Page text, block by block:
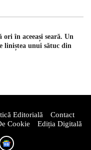
ori în aceeași seară. Un
liniștea unui sătuc din
Editorială
Contact
Cookie Ediția Digitală